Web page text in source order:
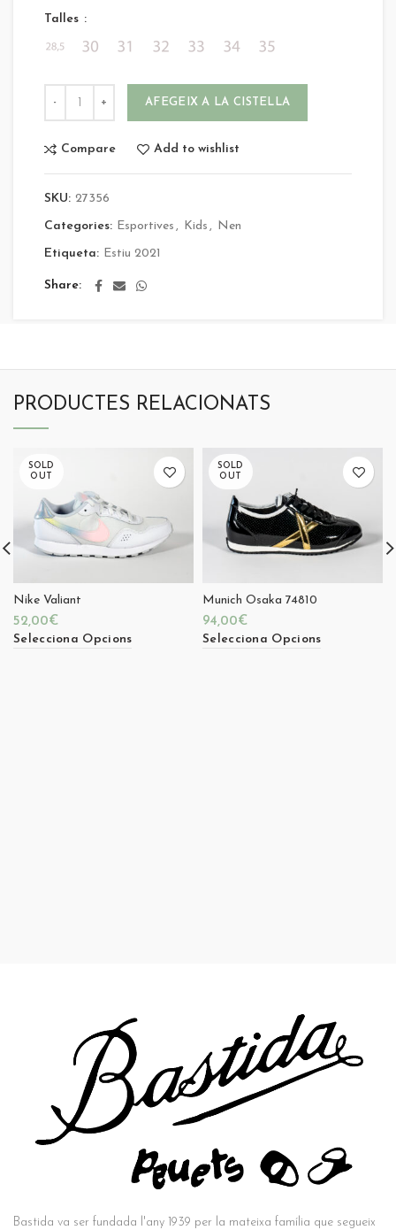
Talles
AFEGEIX A LA CISTELLA
Compare Add to wishlist
SKU: 27356
Categories: Esportives , Kids , Nen
Etiqueta: Estiu 2021
Share
PRODUCTES RELACIONATS
SOLD
OUT
Nike Valiant
52,00€
Selecciona Opcions
SOLD
OUT
Munich Osaka 74810
94,00€
Selecciona Opcions
Bastida va ser fundada l'any 1939 per la mateixa família que segueix